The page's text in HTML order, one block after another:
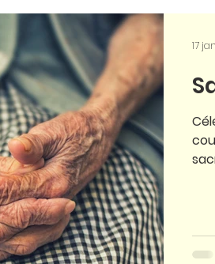
Prier Charité
en Terre Sainte
17